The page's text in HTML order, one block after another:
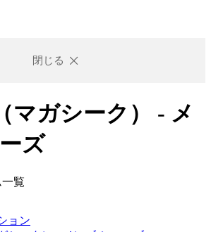
閉じる
マガシーク） - メ
ズ
覧
ョン